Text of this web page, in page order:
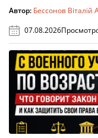
Автор: Бессонов Віталій
07.08.2026